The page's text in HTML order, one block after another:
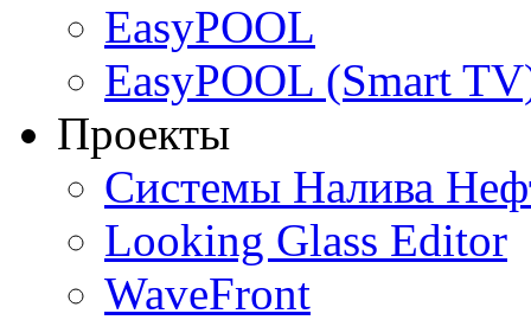
EasyPOOL
EasyPOOL (Smart
Проекты
Системы Налива
Looking Glass Editor
WaveFront